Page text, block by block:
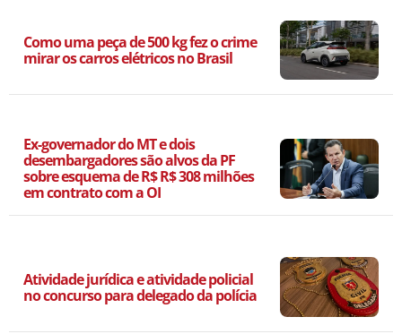
Como uma peça de 500 kg fez o crime
mirar os carros elétricos no Brasil
Ex-governador do MT e dois
desembargadores são alvos da PF
sobre esquema de R$ R$ 308 milhões
em contrato com a OI
Atividade jurídica e atividade policial
no concurso para delegado da polícia